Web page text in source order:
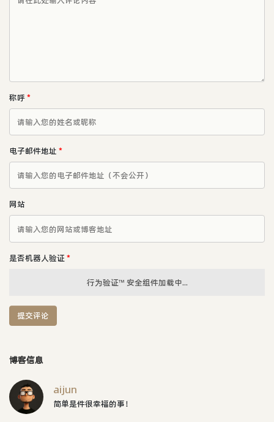
称呼*
电子邮件地址 *
网站
是否机器人验证 *
行为验证™ 安全组件加载中...
提交评论
博客信息
aijun
简单是件很幸福的事！